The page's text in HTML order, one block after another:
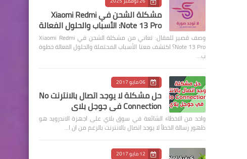
مشكلة الشحن في Xiaomi Redmi
Note 13 Pro: الأسباب والحلول الفعالة
وصف قصير للمقال: تعاني من مشكلة الشحن في Xiaomi Redmi
Note 13 Pro؟ اكتشف معنا الأسباب المحتملة والحلول الفعالة خطوة
ب…
06 مايو 2017
حل مشكلة لا يوجد اتصال بالانترنت No
Connection في جوجل بلاي
واحد من الاخطاء الشائعة في سوق بلاي على اجهزة الاندرويد هو
ظهور رسالة الخطأ لا يوجد اتصال بالانترنت بالرغم من ان ا…
12 مايو 2017